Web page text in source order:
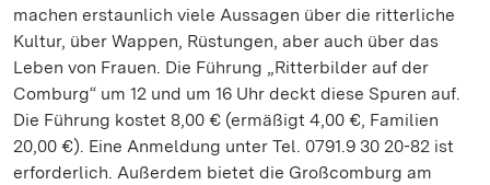
machen erstaunlich viele Aussagen über die ritterliche
Kultur, über Wappen, Rüstungen, aber auch über das
Leben von Frauen. Die Führung „Ritterbilder auf der
Comburg“ um 12 und um 16 Uhr deckt diese Spuren auf.
Die Führung kostet 8,00 € (ermäßigt 4,00 €, Familien
20,00 €). Eine Anmeldung unter Tel. 0791.9 30 20-82 ist
erforderlich. Außerdem bietet die Großcomburg am